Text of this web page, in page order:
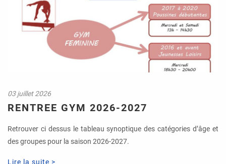
03 juillet 2026
RENTREE GYM 2026-2027
Retrouver ci dessus le tableau synoptique des catégories d’âge et
des groupes pour la saison 2026-2027.
Lire la suite >